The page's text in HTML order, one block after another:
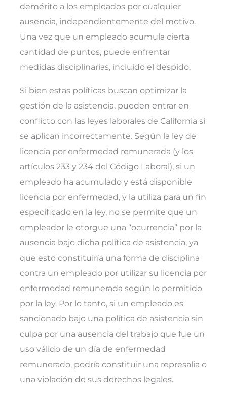
demérito a los empleados por cualquier
ausencia, independientemente del motivo.
Una vez que un empleado acumula cierta
cantidad de puntos, puede enfrentar
medidas disciplinarias, incluido el despido.
Si bien estas políticas buscan optimizar la
gestión de la asistencia, pueden entrar en
conflicto con las leyes laborales de California si
se aplican incorrectamente. Según la ley de
licencia por enfermedad remunerada (y los
artículos 233 y 234 del Código Laboral), si un
empleado ha acumulado y está disponible
licencia por enfermedad, y la utiliza para un fin
especificado en la ley, no se permite que un
empleador le otorgue una “ocurrencia” por la
ausencia bajo dicha política de asistencia, ya
que esto constituiría una forma de disciplina
contra un empleado por utilizar su licencia por
enfermedad remunerada según lo permitido
por la ley. Por lo tanto, si un empleado es
sancionado bajo una política de asistencia sin
culpa por una ausencia del trabajo que fue un
uso válido de un día de enfermedad
remunerado, podría constituir una represalia o
una violación de sus derechos legales.